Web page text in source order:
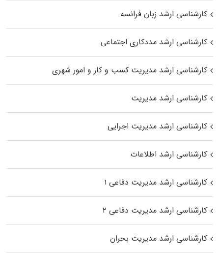
کارشناسی ارشد زبان فرانسه
کارشناسی ارشد مددکاری اجتماعی
کارشناسی ارشد مدیریت کسب و کار و امور شهری
کارشناسی ارشد مدیریت
کارشناسی ارشد مدیریت اجرایی
کارشناسی ارشد اطلاعات
کارشناسی ارشد مدیریت دفاعی ۱
کارشناسی ارشد مدیریت دفاعی ۲
کارشناسی ارشد مدیریت بحران